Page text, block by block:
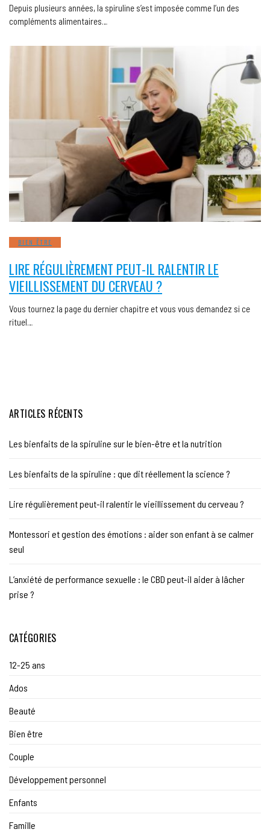
Depuis plusieurs années, la spiruline s’est imposée comme l’un des
compléments alimentaires…
BIEN ÊTRE
LIRE RÉGULIÈREMENT PEUT-IL RALENTIR LE
VIEILLISSEMENT DU CERVEAU ?
Vous tournez la page du dernier chapitre et vous vous demandez si ce
rituel…
ARTICLES RÉCENTS
Les bienfaits de la spiruline sur le bien-être et la nutrition
Les bienfaits de la spiruline : que dit réellement la science ?
Lire régulièrement peut-il ralentir le vieillissement du cerveau ?
Montessori et gestion des émotions : aider son enfant à se calmer
seul
L’anxiété de performance sexuelle : le CBD peut-il aider à lâcher
prise ?
CATÉGORIES
12-25 ans
Ados
Beauté
Bien être
Couple
Développement personnel
Enfants
Famille